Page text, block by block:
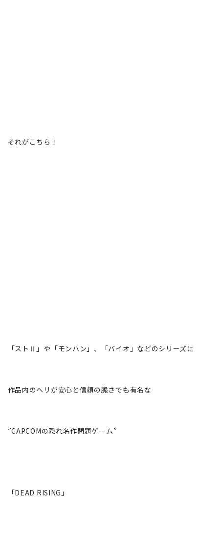
それがこちら！
「ストⅡ」や「モンハン」、「バイオ」などのシリーズに
作品内のヘリが安心と信頼の脆さでも有名な
”CAPCOMの隠れ名作問題ゲーム”
「DEAD RISING」